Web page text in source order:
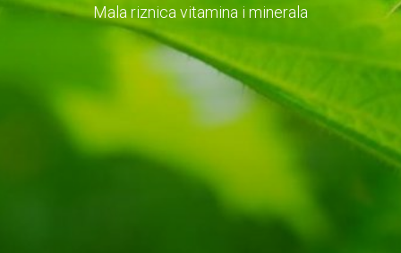
Mala riznica vitamina i minerala